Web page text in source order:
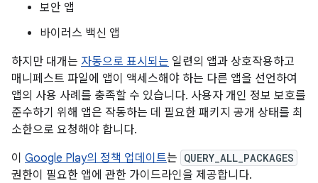
보안 앱
바이러스 백신 앱
하지만 대개는 자동으로 표시되는 일련의 앱과 상호작용하고
매니페스트 파일에 앱이 액세스해야 하는 다른 앱을 선언하여
앱의 사용 사례를 충족할 수 있습니다. 사용자 개인 정보 보호를
준수하기 위해 앱은 작동하는 데 필요한 패키지 공개 상태를 최
소한으로 요청해야 합니다.
이 Google Play의 정책 업데이트는 QUERY_ALL_PACKAGES
권한이 필요한 앱에 관한 가이드라인을 제공합니다.